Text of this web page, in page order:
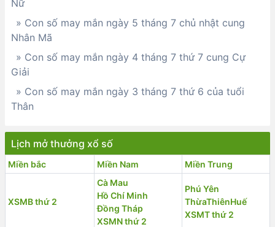
Nữ
» Con số may mắn ngày 5 tháng 7 chủ nhật cung
Nhân Mã
» Con số may mắn ngày 4 tháng 7 thứ 7 cung Cự
Giải
» Con số may mắn ngày 3 tháng 7 thứ 6 của tuổi
Thân
Lịch mở thưởng xổ số
Miền bắc Miền Nam Miền Trung
XSMB thứ 2
Cà Mau
Hồ Chí Minh
Đồng Tháp
XSMN thứ 2
Phú Yên
ThừaThiênHuế
XSMT thứ 2